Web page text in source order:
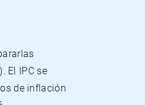
El IPC se
de inflación